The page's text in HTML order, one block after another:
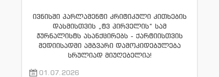
ივნისში პარლამენტი კრიტიკული კითხების
დასმისთვის „ტვ პირველის“ სამ
ჟურნალისტს ასანქცირებს - ქარტიისთვის
მედიისადმი ამგვარი დამოკიდებულება
სრულიად მიუღებელია!
01.07.2026